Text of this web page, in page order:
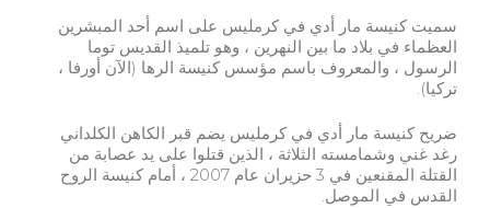
سميت كنيسة مار أدي في كرمليس على اسم أحد المبشرين
العظماء في بلاد ما بين النهرين ، وهو تلميذ القديس توما
الرسول ، والمعروف باسم مؤسس كنيسة الرها (الآن أورفا ،
تركيا).
ضريح كنيسة مار أدي في كرمليس يضم قبر الكاهن الكلداني
رغد غني وشمامسته الثلاثة ، الذين قتلوا على يد عصابة من
القتلة المقنعين في 3 حزيران عام 2007 ، أمام كنيسة الروح
القدس في الموصل.